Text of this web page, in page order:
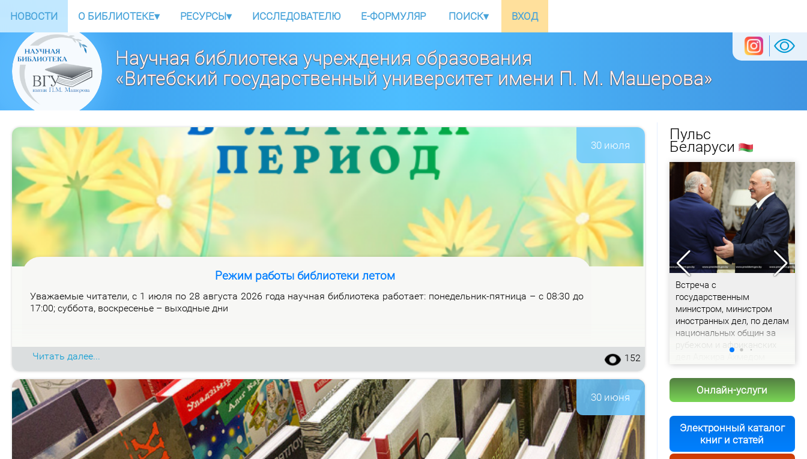
НОВОСТИ О БИБЛИОТЕКЕ▾ РЕСУРСЫ▾ ИССЛЕДОВАТЕЛЮ E-ФОРМУЛЯР ПОИСК▾ ВХОД
Научная библиотека учреждения образования
«Витебский государственный университет имени П. М. Машерова»
30 июля
Режим работы библиотеки летом
Ува­жа­е­мые чи­та­те­ли, с 1 июля по 28 ав­гу­ста 2026 го­да на­уч­ная биб­лио­те­ка ра­бо­та­ет: по­не­дель­ник-пят­ни­ца – с 08:30 до
17:00; суб­бо­та, вос­кре­се­нье – вы­ход­ные дни
Читать далее... 152
30 июня
Пульс
Беларуси
Витебского облисполкома
Встреча с
государственным
министром, министром
иностранных дел, по делам
национальных общин за
рубежом и африканских
Онлайн-услуги
Электронный каталог
книг и статей